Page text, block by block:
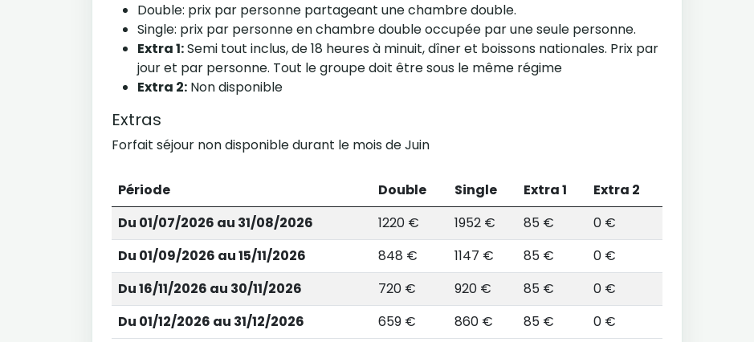
Double: prix par personne partageant une chambre double.
Single: prix par personne en chambre double occupée par une seule personne.
Extra 1:Semi tout inclus, de 18 heures à minuit, dîner et boissons nationales. Prix par
jour et par personne. Tout le groupe doit être sous le même régime
Extra 2: Non disponible
Extras
Forfait séjour non disponible durant le mois de Juin
Période Double Single Extra 1
Extra 2
Du 01/07/2026 au 31/08/2026
1220 € 1952 € 85 €
0 €
Du 01/09/2026 au 15/11/2026
848 € 1147 € 85 €
0 €
Du 16/11/2026 au 30/11/2026
720 € 920 € 85 €
0 €
Du 01/12/2026 au 31/12/2026
659 € 860 € 85 € 0 €